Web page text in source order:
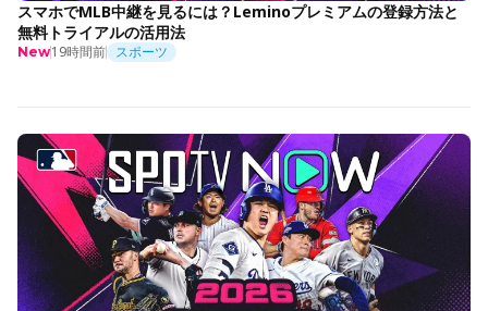
スマホでMLB中継を見るには？Leminoプレミアムの登録方法と
無料トライアルの活用法
New19時間前 スポーツ